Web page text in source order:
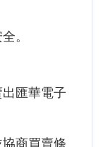
。
匯華電子
商買賣條